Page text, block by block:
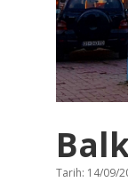
Tarih: 14/09/